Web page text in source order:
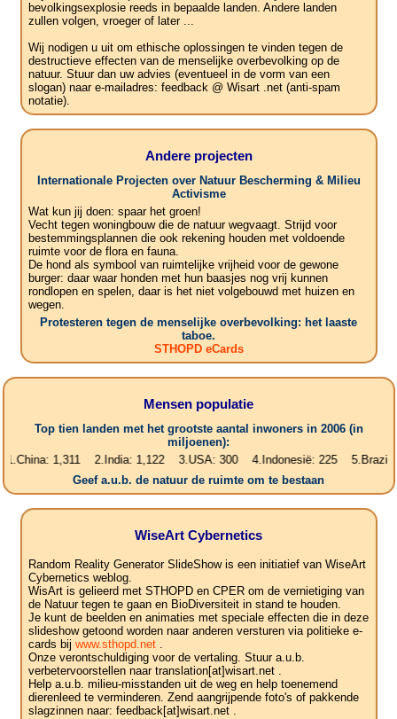
bevolkingsexplosie reeds in bepaalde landen. Andere landen
zullen volgen, vroeger of later ...
Wij nodigen u uit om ethische oplossingen te vinden tegen de
destructieve effecten van de menselijke overbevolking op de
natuur. Stuur dan uw advies (eventueel in de vorm van een
slogan) naar e-mailadres: feedback @ Wisart .net (anti-spam
notatie).
Andere projecten
Internationale Projecten over Natuur Bescherming & Milieu
Activisme
Wat kun jij doen: spaar het groen!
Vecht tegen woningbouw die de natuur wegvaagt. Strijd voor
bestemmingsplannen die ook rekening houden met voldoende
ruimte voor de flora en fauna.
De hond als symbool van ruimtelijke vrijheid voor de gewone
burger: daar waar honden met hun baasjes nog vrij kunnen
rondlopen en spelen, daar is het niet volgebouwd met huizen en
wegen.
Protesteren tegen de menselijke overbevolking: het laaste
taboe.
STHOPD eCards
Mensen populatie
Top tien landen met het grootste aantal inwoners in 2006 (in
miljoenen):
1,311 2.India: 1,122 3.USA: 300 4.Indonesië: 225 5.Brazilië: 187
Geef a.u.b. de natuur de ruimte om te bestaan
WiseArt Cybernetics
Random Reality Generator SlideShow is een initiatief van WiseArt
Cybernetics weblog.
WisArt is gelieerd met STHOPD en CPER om de vernietiging van
de Natuur tegen te gaan en BioDiversiteit in stand te houden.
Je kunt de beelden en animaties met speciale effecten die in deze
slideshow getoond worden naar anderen versturen via politieke e-
cards bij www.sthopd.net.
Onze verontschuldiging voor de vertaling. Stuur a.u.b.
verbetervoorstellen naar translation[at]wisart.net .
Help a.u.b. milieu-misstanden uit de weg en help toenemend
dierenleed te verminderen. Zend aangrijpende foto's of pakkende
slagzinnen naar: feedback[at]wisart.net .